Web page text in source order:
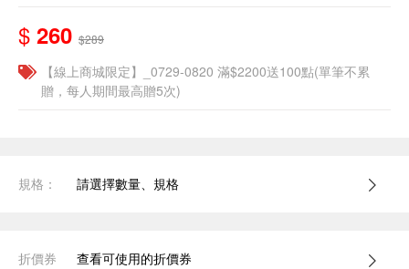
$ 260 $289
【線上商城限定】_0729-0820 滿$2200送100點(單筆不累
贈，每人期間最高贈5次)
規格： 請選擇數量、規格
折價券 查看可使用的折價券